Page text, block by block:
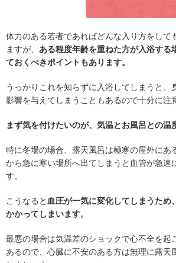
体力のある若者であればどんな入り方をして
ますが、 ある程度年齢を重ねた方が入浴する
ておくべきポイントもあります。
うっかりこれを知らずに入浴してしまうと、
影響を与えてしまうこともあるので十分に注
まず気を付けたいのが、気温とお風呂との温
特に冬場の場合、露天風呂は極寒の屋外にあ
から急に寒い場所へ出てしまうと血管が急速
す。
こうなると血圧が一気に変化してしまうため
かかってしまいます。
最悪の場合は気温差のショックで心不全を起
あるので、心臓に不安のある方は無理に露天